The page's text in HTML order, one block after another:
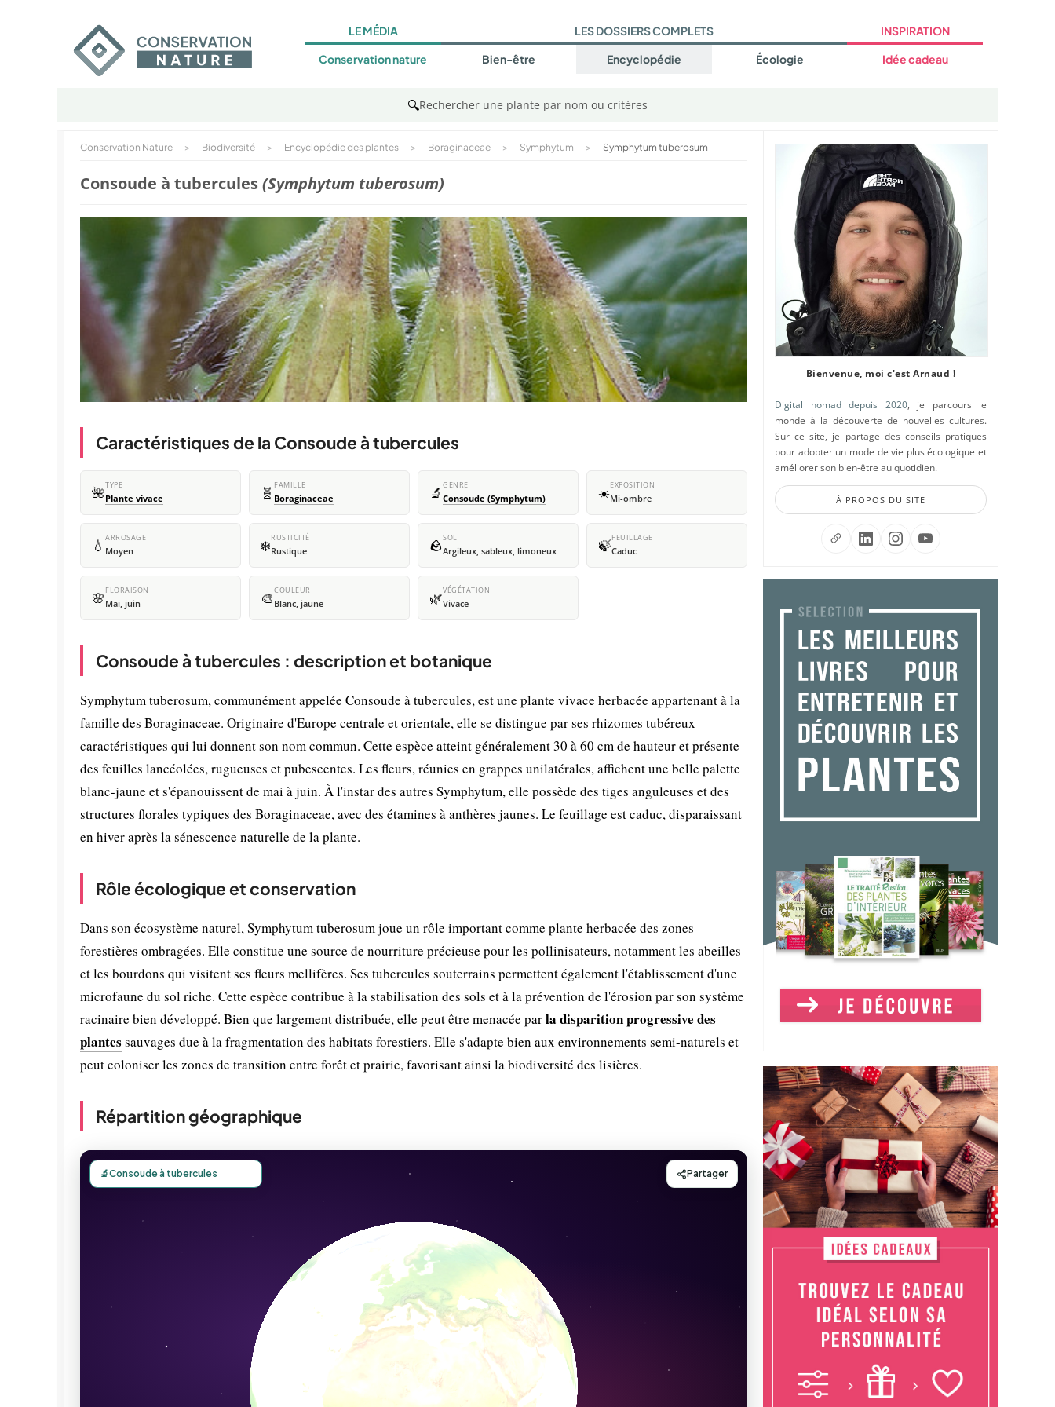
LE MÉDIA
Conservation nature
LES DOSSIERS COMPLETS
Bien-être Encyclopédie Écologie
INSPIRATION
Idée cadeau
🔍Rechercher une plante par nom ou critères
Conservation Nature > Biodiversité > Encyclopédie des plantes > Boraginaceae > Symphytum > Symphytum tuberosum
Consoude à tubercules(Symphytum tuberosum)
Caractéristiques de la Consoude à tubercules
🌺TYPE
Plante vivace 🧬 FAMILLE
Boraginaceae 🔬 GENRE
Consoude (Symphytum) ☀️EXPOSITION
Mi-ombre
💧 ARROSAGE
Moyen ❄️RUSTICITÉ
Rustique 🪨SOL
Argileux, sableux, limoneux 🍃FEUILLAGE
Caduc
🌸 FLORAISON
Mai, juin 🎨COULEUR
Blanc, jaune 🌿VÉGÉTATION
Vivace
Consoude à tubercules : description et botanique
Symphytum tuberosum, communément appelée Consoude à tubercules, est une plante vivace herbacée appartenant à la
famille des Boraginaceae. Originaire d'Europe centrale et orientale, elle se distingue par ses rhizomes tubéreux
caractéristiques qui lui donnent son nom commun. Cette espèce atteint généralement 30 à 60 cm de hauteur et présente
des feuilles lancéolées, rugueuses et pubescentes. Les fleurs, réunies en grappes unilatérales, affichent une belle palette
blanc-jaune et s'épanouissent de mai à juin. À l'instar des autres Symphytum, elle possède des tiges anguleuses et des
structures florales typiques des Boraginaceae, avec des étamines à anthères jaunes. Le feuillage est caduc, disparaissant
en hiver après la sénescence naturelle de la plante.
Rôle écologique et conservation
Dans son écosystème naturel, Symphytum tuberosum joue un rôle important comme plante herbacée des zones
forestières ombragées. Elle constitue une source de nourriture précieuse pour les pollinisateurs, notamment les abeilles
et les bourdons qui visitent ses fleurs mellifères. Ses tubercules souterrains permettent également l'établissement d'une
microfaune du sol riche. Cette espèce contribue à la stabilisation des sols et à la prévention de l'érosion par son système
racinaire bien développé. Bien que largement distribuée, elle peut être menacée parla disparition progressive des
plantes sauvages due à la fragmentation des habitats forestiers. Elle s'adapte bien aux environnements semi-naturels et
peut coloniser les zones de transition entre forêt et prairie, favorisant ainsi la biodiversité des lisières.
Répartition géographique
Bienvenue, moi c'est Arnaud !
Digital nomad depuis 2020, je parcours le
monde à la découverte de nouvelles cultures.
Sur ce site, je partage des conseils pratiques
pour adopter un mode de vie plus écologique et
améliorer son bien-être au quotidien.
À PROPOS DU SITE